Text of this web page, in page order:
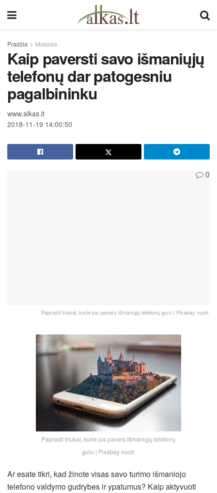
Pradžia Mokslas
Kaip paversti savo išmaniųjų
telefonų dar patogesniu
pagalbininku
www.alkas.lt
2018-11-19 14:00:50
0
Paprasti triukai, kurie jus pavers išmaniųjų telefonų guru | Pixabay nuotr.
Paprasti triukai, kurie jus pavers išmaniųjų telefonų
guru | Pixabay nuotr.
Ar esate tikri, kad žinote visas savo turimo išmaniojo
telefono valdymo gudrybes ir ypatumus? Kaip aktyvuoti